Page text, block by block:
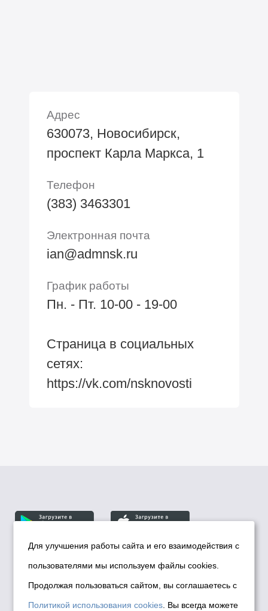
Адрес
630073, Новосибирск,
проспект Карла Маркса, 1
Телефон
(383) 3463301
Электронная почта
ian@admnsk.ru
График работы
Пн. - Пт. 10-00 - 19-00
Страница в социальных
сетях:
https://vk.com/nsknovosti
© Департамент информационной политики мэрии
города Новосибирска, 2026
Политика использования Cookies
Для улучшения работы сайта и его взаимодействия с
пользователями мы используем файлы cookies.
Продолжая пользоваться сайтом, вы соглашаетесь с
Политикой использования cookies . Вы всегда можете